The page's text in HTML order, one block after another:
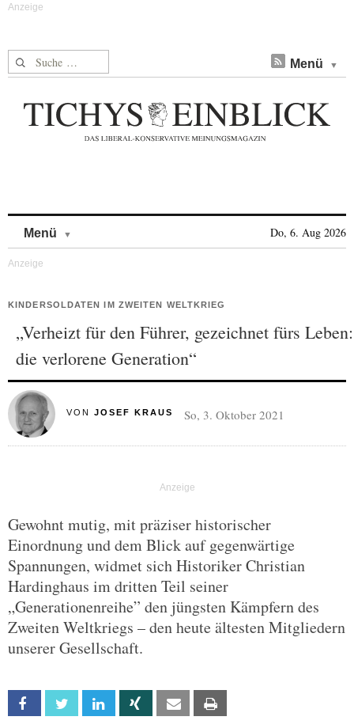
Suche nach: Menü
Menü Do, 6. Aug 2026
KINDERSOLDATEN IM ZWEITEN WELTKRIEG
„Verheizt für den Führer, gezeichnet fürs Leben:
die verlorene Generation“
VON JOSEF KRAUS So, 3. Oktober 2021
Gewohnt mutig, mit präziser historischer
Einordnung und dem Blick auf gegenwärtige
Spannungen, widmet sich Historiker Christian
Hardinghaus im dritten Teil seiner
„Generationenreihe” den jüngsten Kämpfern des
Zweiten Weltkriegs – den heute ältesten Mitgliedern
unserer Gesellschaft.
Facebook Twitter Linkedin Xing Email